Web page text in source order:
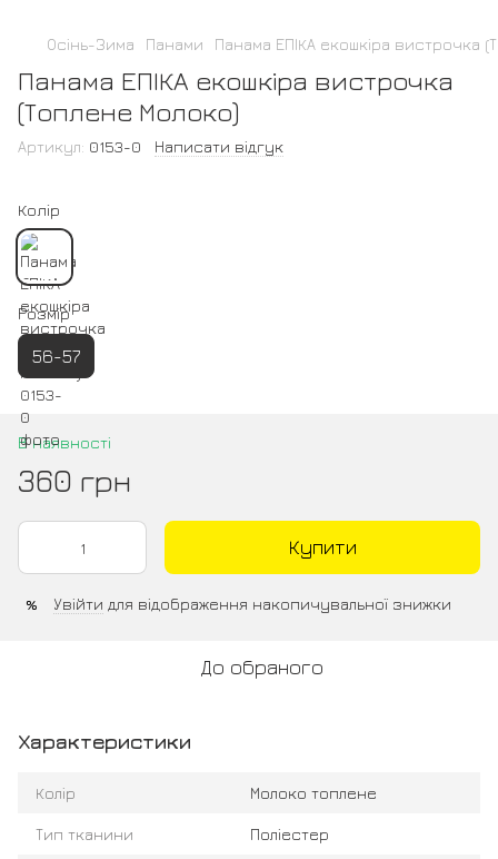
Осінь-Зима Панами Панама ЕПІКА екошкіра вистрочка
Панама ЕПІКА екошкіра вистрочка
(Топлене Молоко)
Артикул: 0153-0 Написати відгук
Колір
Розмір
56-57
В наявності
360 грн
Купити
% Увійти для відображення накопичувальної знижки
До обраного
Характеристики
Колір Молоко топлене
Тип тканини Поліестер